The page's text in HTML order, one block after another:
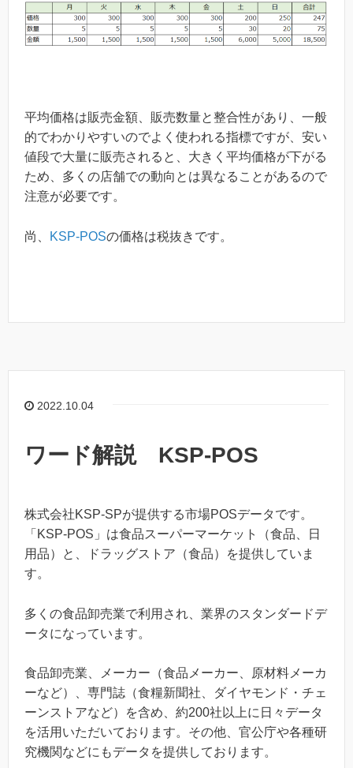
平均価格は販売金額、販売数量と整合性があり、一般
的でわかりやすいのでよく使われる指標ですが、安い
値段で大量に販売されると、大きく平均価格が下がる
ため、多くの店舗での動向とは異なることがあるので
注意が必要です。
尚、 KSP-POSの価格は税抜きです。
2022.10.04
ワード解説 KSP-POS
株式会社KSP-SPが提供する市場POSデータです。
「KSP-POS」は食品スーパーマーケット（食品、日
用品）と、ドラッグストア（食品）を提供していま
す。
多くの食品卸売業で利用され、業界のスタンダードデ
ータになっています。
食品卸売業、メーカー（食品メーカー、原材料メーカ
ーなど）、専門誌（食糧新聞社、ダイヤモンド・チェ
ーンストアなど）を含め、約200社以上に日々データ
を活用いただいております。その他、官公庁や各種研
究機関などにもデータを提供しております。